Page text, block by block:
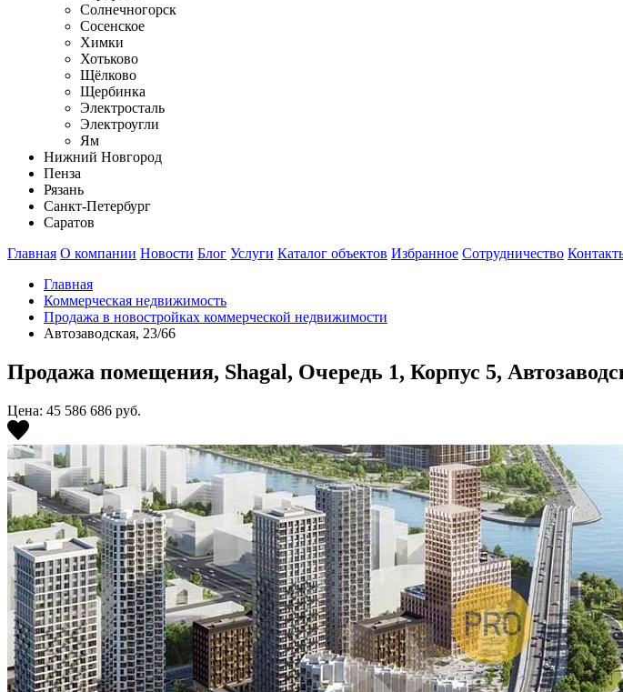
Солнечногорск
Сосенское
Химки
Хотьково
Щёлково
Щербинка
Электросталь
Электроугли
Ям
Нижний Новгород
Пенза
Рязань
Санкт-Петербург
Саратов
Главная О компании Новости Блог Услуги Каталог объектов Избранное Сотрудничество
Главная
Коммерческая недвижимость
Продажа в новостройках коммерческой недвижимости
Автозаводская, 23/66
Продажа помещения, Shagal, Очередь 1, Корпус 5,
Цена: 45 586 686 руб.